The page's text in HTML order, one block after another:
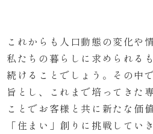
これからも人口動態の変化や
私たちの暮らしに求められる
続けることでしょう。その中
旨とし、これまで培ってきた
ことでお客様と共に新たな価
「住まい」創りに挑戦してい